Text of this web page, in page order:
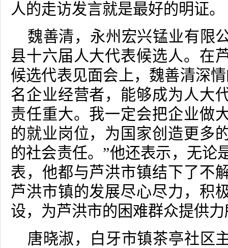
人的走访发言就是最好的明证。
魏善清，永州宏兴锰业有限
县十六届人大代表候选人。在
候选代表见面会上，魏善清深
名企业经营者，能够成为人大
责任重大。我一定会把企业做
的就业岗位，为国家创造更多
的社会责任。”他还表示，无论
表，他都与芦洪市镇结下了不
芦洪市镇的发展尽心尽力，积
设，为芦洪市的困难群众提供
唐晓淑，白牙市镇茶亭社区